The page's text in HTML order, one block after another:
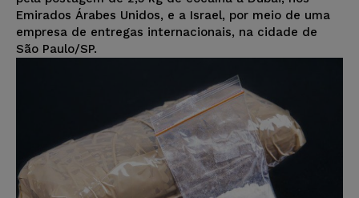
Emirados Árabes Unidos, e a Israel, por meio de uma
empresa de entregas internacionais, na cidade de
São Paulo/SP.